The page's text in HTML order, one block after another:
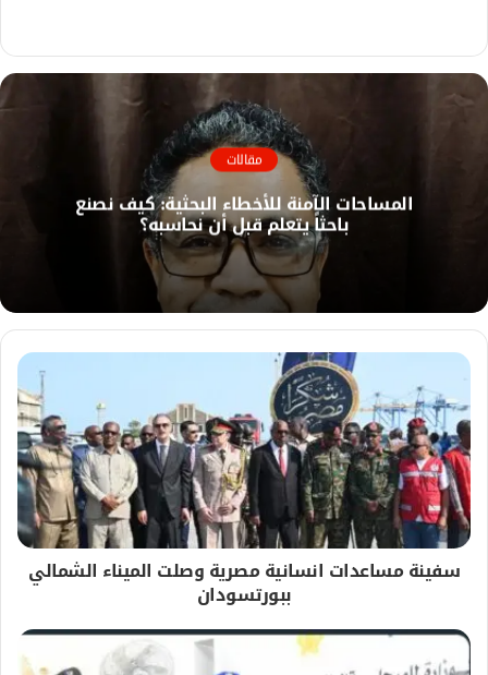
م
و
ق
ع
ا
ل
و
ي
ب
س
ب
و
كمقالات
المساحات الآمنة للأخطاء البحثية: كيف نصنع
باحثاً يتعلم قبل أن نحاسبه؟
سفينة مساعدات انسانية مصرية وصلت الميناء الشمالي
ببورتسودان